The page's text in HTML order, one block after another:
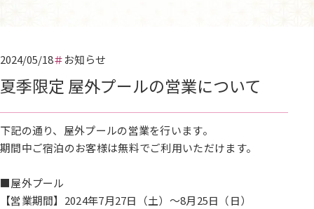
2024/05/18 お知らせ
夏季限定 屋外プールの営業について
下記の通り、屋外プールの営業を行います。
期間中ご宿泊のお客様は無料でご利用いただけます。
■屋外プール
【営業期間】2024年7月27日（土）～8月25日（日）